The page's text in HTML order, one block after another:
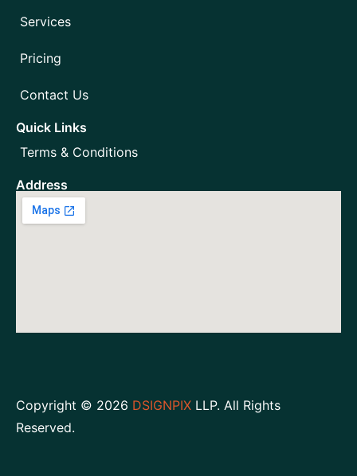
Services
Pricing
Contact Us
Quick Links
Terms & Conditions
Address
Copyright © 2026 DSIGNPIX LLP. All Rights
Reserved.